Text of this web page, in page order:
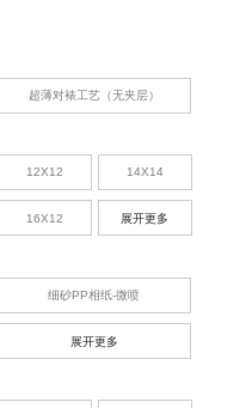
超薄对裱工艺（无夹层）
12X12 14X14
16X12 展开更多
细砂PP相纸-微喷
展开更多